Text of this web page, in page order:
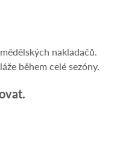
nakladačů.
během celé sezóny.